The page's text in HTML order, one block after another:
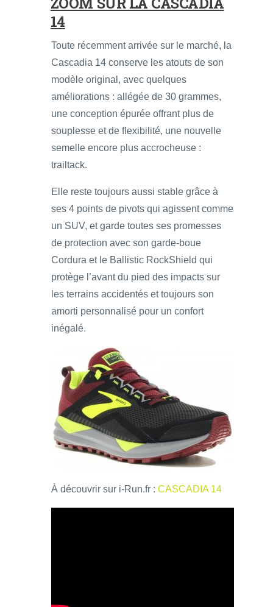
14
Toute récemment arrivée sur le marché, la
Cascadia 14 conserve les atouts de son
modèle original, avec quelques
améliorations : allégée de 30 grammes,
une conception épurée offrant plus de
souplesse et de flexibilité, une nouvelle
semelle encore plus accrocheuse :
trailtack.
Elle reste toujours aussi stable grâce à
ses 4 points de pivots qui agissent comme
un SUV, et garde toutes ses promesses
de protection avec son garde-boue
Cordura et le Ballistic RockShield qui
protège l’avant du pied des impacts sur
les terrains accidentés et toujours son
amorti personnalisé pour un confort
inégalé.
À découvrir sur i-Run.fr : CASCADIA 14